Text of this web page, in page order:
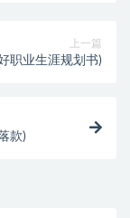
上一篇
职业生涯规划书)
款)